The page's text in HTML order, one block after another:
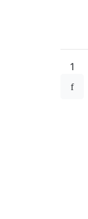
1